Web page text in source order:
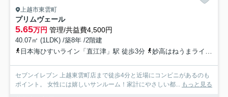
上越市東雲町
プリムヴェール
5.65万円 管理/共益費4,500円
40.07㎡ (1LDK) /築8年 /2階建
日本海ひすいライン「直江津」駅 徒歩3分
妙高はねうまライン「直江津」駅 徒歩3分
セブンイレブン 上越東雲町店まで徒歩4分と近場にコンビニがあるのも
ポイント。 女性には嬉しいサンルーム！家計にやさしい都... もっと見る